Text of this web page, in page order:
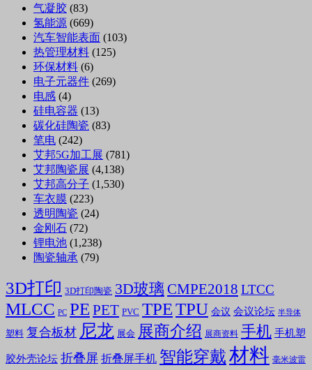
气凝胶 (83)
氢能源 (669)
汽车智能表面 (103)
热管理材料 (125)
环保材料 (6)
电子元器件 (269)
电感 (4)
硅电容器 (13)
碳化硅陶瓷 (83)
笔电 (242)
艾邦5G加工展 (781)
艾邦陶瓷展 (4,138)
艾邦高分子 (1,530)
车衣膜 (223)
透明陶瓷 (24)
金刚石 (72)
锂电池 (1,238)
陶瓷轴承 (79)
3D打印 3D打印陶瓷 3D玻璃 CMPE2018 LTCC
MLCC PC PE PET PVC TPETPU 会议 会议论坛 半导体
塑料 复合板材 尼龙 展会 展商介绍 展商资料 手机 手机塑
胶外壳论坛 折叠屏 折叠屏手机 智能穿戴材料 毫米波雷